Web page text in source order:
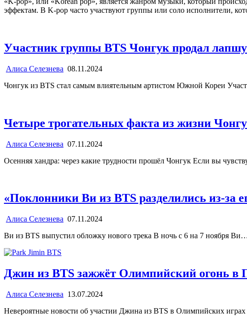
эффектам. В K-pop часто участвуют группы или соло исполнители,
Участник группы BTS Чонгук продал
Алиса Селезнева 08.11.2024
Чонгук из BTS стал самым влиятельным артистом Южной Кореи
Четыре трогательных факта из жизни
Алиса Селезнева 07.11.2024
Осенняя хандра: через какие трудности прошёл Чонгук Если вы
«Поклонники Ви из BTS разделились из-за
Алиса Селезнева 07.11.2024
Ви из BTS выпустил обложку нового трека В ночь с 6 на 7 ноября
Джин из BTS зажжёт Олимпийский огонь в
Алиса Селезнева 13.07.2024
Невероятные новости об участии Джина из BTS в Олимпийских